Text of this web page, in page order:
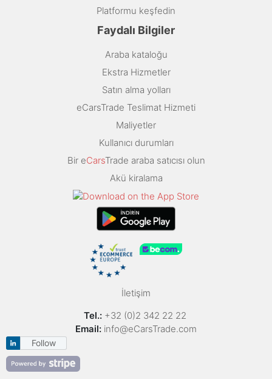
Platformu keşfedin
Faydalı Bilgiler
Araba kataloğu
Ekstra Hizmetler
Satın alma yolları
eCarsTrade Teslimat Hizmeti
Maliyetler
Kullanıcı durumları
Bir eCarsTrade araba satıcısı olun
Akü kiralama
İletişim
Tel.: +32 (0)2 342 22 22
Email: info@eCarsTrade.com
Follow